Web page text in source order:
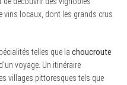
locaux, dont les grands crus
telles que la choucroute
voyage. Un itinéraire
villages pittoresques tels que